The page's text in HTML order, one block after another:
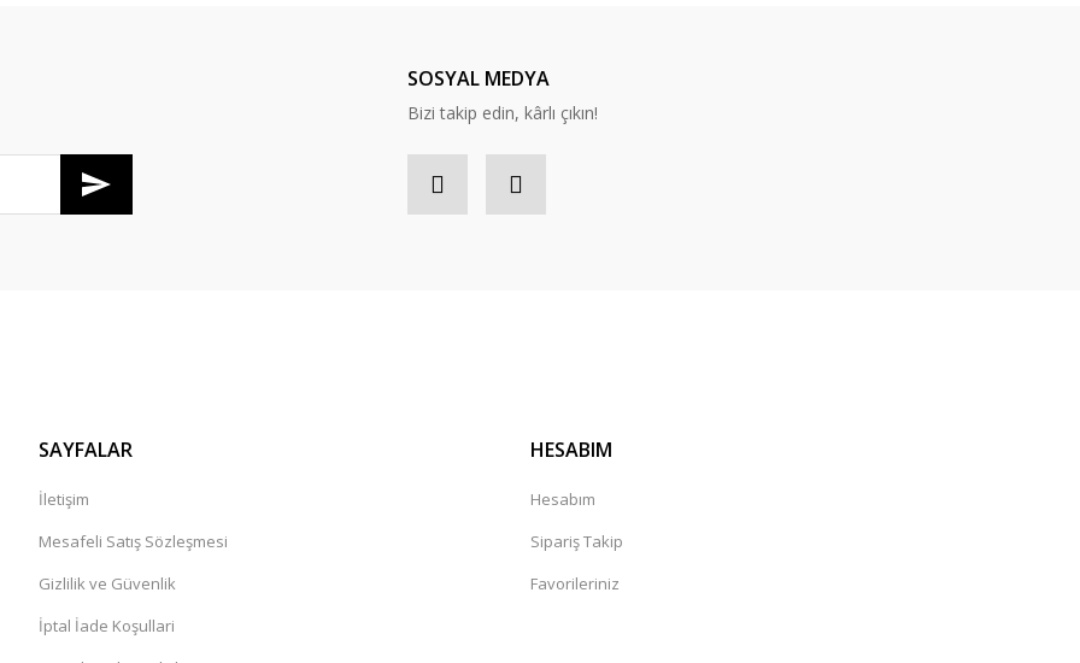
SOSYAL MEDYA
Bizi takip edin, kârlı çıkın!
SAYFALAR
İletişim
Mesafeli Satış Sözleşmesi
Gizlilik ve Güvenlik
İptal İade Koşullari
HESABIM
Hesabım
Sipariş Takip
Favorileriniz